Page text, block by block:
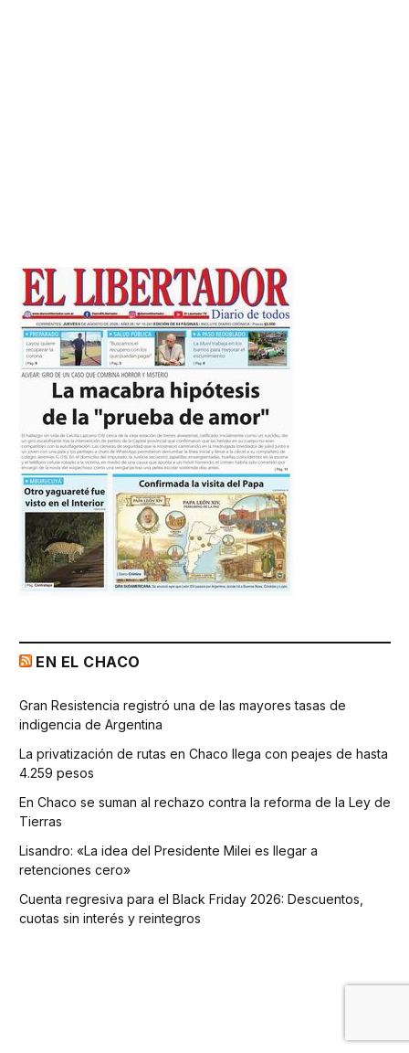
EN EL CHACO
Gran Resistencia registró una de las mayores tasas de
indigencia de Argentina
La privatización de rutas en Chaco llega con peajes de hasta
4.259 pesos
En Chaco se suman al rechazo contra la reforma de la Ley de
Tierras
Lisandro: «La idea del Presidente Milei es llegar a
retenciones cero»
Cuenta regresiva para el Black Friday 2026: Descuentos,
cuotas sin interés y reintegros